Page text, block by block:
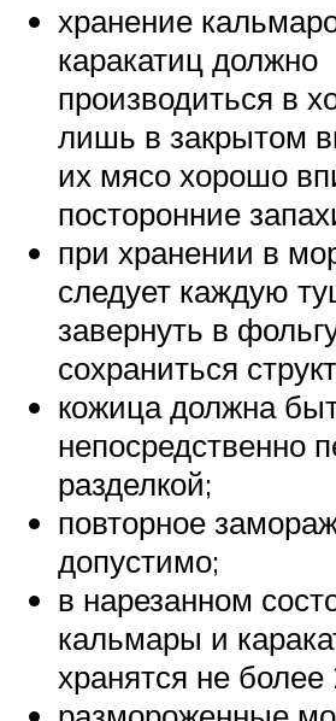
хранение
каракатиц должно
производиться в
лишь в закрытом
их мясо хорошо
посторонние
при хранении в
следует каждую
завернуть в
сохраниться
кожица должна
непосредственно
разделкой;
повторное
допустимо;
в нарезанном
кальмары и
хранятся не более